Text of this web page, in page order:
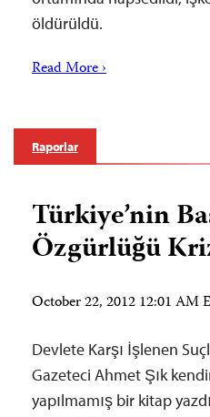
öldürüldü.
Read More ›
Raporlar
Türkiye’nin
Özgürlüğü
October 22, 2012 12:01 AM
Devlete Karşı İşlenen
Gazeteci Ahmet Şık
yapılmamış bir kitap